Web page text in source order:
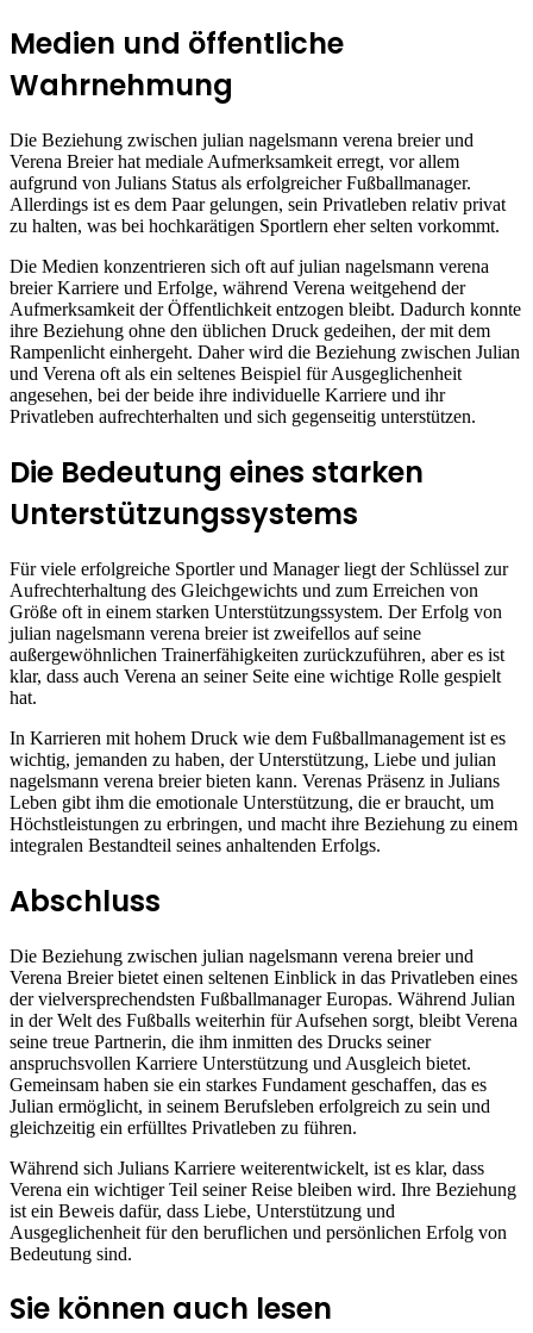
Medien und öffentliche
Wahrnehmung
Die Beziehung zwischen julian nagelsmann verena breier und
Verena Breier hat mediale Aufmerksamkeit erregt, vor allem
aufgrund von Julians Status als erfolgreicher Fußballmanager.
Allerdings ist es dem Paar gelungen, sein Privatleben relativ privat
zu halten, was bei hochkarätigen Sportlern eher selten vorkommt.
Die Medien konzentrieren sich oft auf julian nagelsmann verena
breier Karriere und Erfolge, während Verena weitgehend der
Aufmerksamkeit der Öffentlichkeit entzogen bleibt. Dadurch konnte
ihre Beziehung ohne den üblichen Druck gedeihen, der mit dem
Rampenlicht einhergeht. Daher wird die Beziehung zwischen Julian
und Verena oft als ein seltenes Beispiel für Ausgeglichenheit
angesehen, bei der beide ihre individuelle Karriere und ihr
Privatleben aufrechterhalten und sich gegenseitig unterstützen.
Die Bedeutung eines starken
Unterstützungssystems
Für viele erfolgreiche Sportler und Manager liegt der Schlüssel zur
Aufrechterhaltung des Gleichgewichts und zum Erreichen von
Größe oft in einem starken Unterstützungssystem. Der Erfolg von
julian nagelsmann verena breier ist zweifellos auf seine
außergewöhnlichen Trainerfähigkeiten zurückzuführen, aber es ist
klar, dass auch Verena an seiner Seite eine wichtige Rolle gespielt
hat.
In Karrieren mit hohem Druck wie dem Fußballmanagement ist es
wichtig, jemanden zu haben, der Unterstützung, Liebe und julian
nagelsmann verena breier bieten kann. Verenas Präsenz in Julians
Leben gibt ihm die emotionale Unterstützung, die er braucht, um
Höchstleistungen zu erbringen, und macht ihre Beziehung zu einem
integralen Bestandteil seines anhaltenden Erfolgs.
Abschluss
Die Beziehung zwischen julian nagelsmann verena breier und
Verena Breier bietet einen seltenen Einblick in das Privatleben eines
der vielversprechendsten Fußballmanager Europas. Während Julian
in der Welt des Fußballs weiterhin für Aufsehen sorgt, bleibt Verena
seine treue Partnerin, die ihm inmitten des Drucks seiner
anspruchsvollen Karriere Unterstützung und Ausgleich bietet.
Gemeinsam haben sie ein starkes Fundament geschaffen, das es
Julian ermöglicht, in seinem Berufsleben erfolgreich zu sein und
gleichzeitig ein erfülltes Privatleben zu führen.
Während sich Julians Karriere weiterentwickelt, ist es klar, dass
Verena ein wichtiger Teil seiner Reise bleiben wird. Ihre Beziehung
ist ein Beweis dafür, dass Liebe, Unterstützung und
Ausgeglichenheit für den beruflichen und persönlichen Erfolg von
Bedeutung sind.
Sie können auch lesen